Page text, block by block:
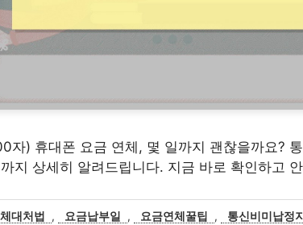
) 휴대폰 요금 연체, 몇 일까지 괜찮을까요?
지 상세히 알려드립니다. 지금 바로 확인하고
대처법 , 요금납부일 , 요금연체꿀팁 , 통신비미납정지